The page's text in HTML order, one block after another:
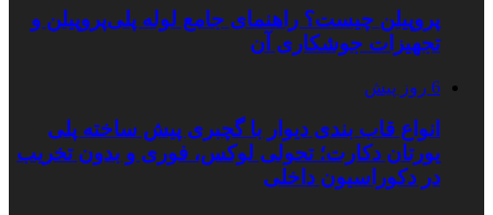
پروپیلن چیست؟ راهنمای جامع لوله پلی‌پروپیلن و
تجهیزات جوشکاری آن
6 روز پیش
انواع قاب بندی دیوار با گچبری پیش ساخته پلی
یورتان دکارت؛ تحولی لوکس، فوری و بدون تخریب
در دکوراسیون داخلی